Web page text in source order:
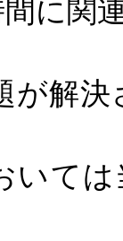
に関
が解
ては